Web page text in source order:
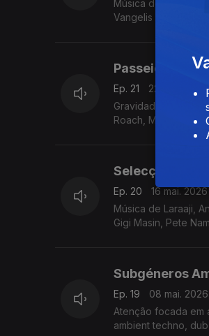
Música de Enno
Vangelis
Passeio na
Ep. 21
22 mai. 2026
Gravidade Zero
Roach, Mamoru
Selecção livre
Ep. 20
16 mai. 2026
Música de Laraaji,
Gigi Masin, Pete
Subgéneros
Ep. 19
08 mai. 2026
Atenção focada em
ambient techno,